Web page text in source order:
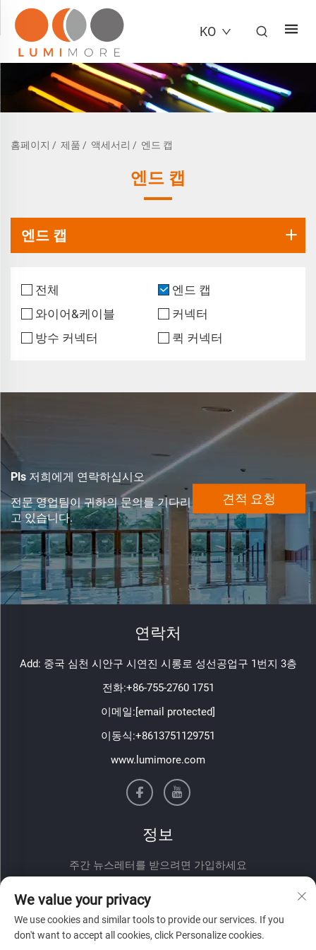
KO
홈페이지 / 제품 / 액세서리 / 엔드 캡
엔드 캡
엔드 캡
전체
엔드 캡
와이어&케이블
커넥터
방수 커넥터
퀵 커넥터
Pls 저희에게 연락하십시오
전문 영업팀이 귀하의 문의를 기다리
고 있습니다.
견적 요청
연락처
Add: 중국 심천 시안구 시연진 시롱로 성선공업구 1번지 3층
전화:+86-755-2760 1751
이메일:[email protected]
이동식:+8613751129751
www.lumimore.com
정보
주간 뉴스레터를 받으려면 가입하세요
We value your privacy
We use cookies and similar tools to provide our services. If you
don't want to accept all cookies, click Personalize cookies.